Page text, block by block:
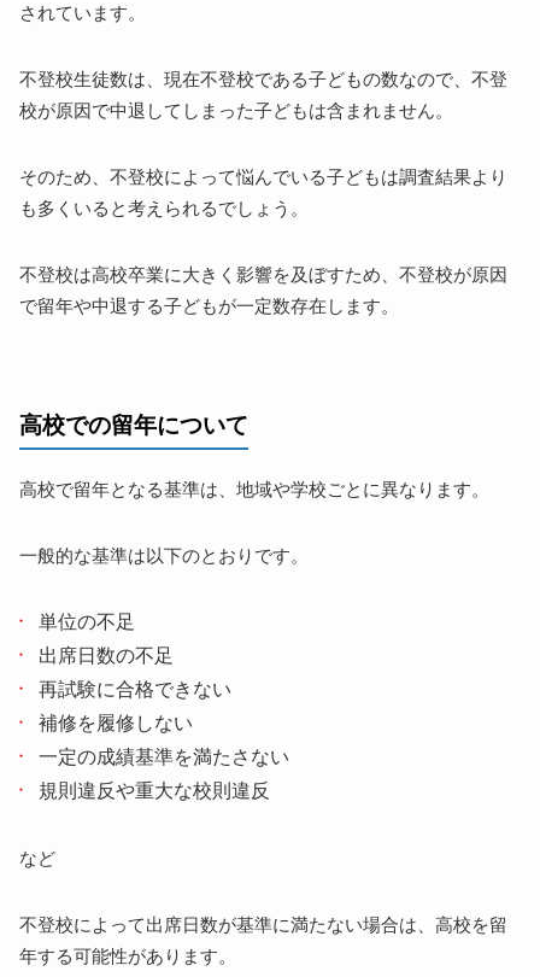
されています。
不登校生徒数は、現在不登校である子どもの数なので、不登
校が原因で中退してしまった子どもは含まれません。
そのため、不登校によって悩んでいる子どもは調査結果より
も多くいると考えられるでしょう。
不登校は高校卒業に大きく影響を及ぼすため、不登校が原因
で留年や中退する子どもが一定数存在します。
高校での留年について
高校で留年となる基準は、地域や学校ごとに異なります。
一般的な基準は以下のとおりです。
単位の不足
出席日数の不足
再試験に合格できない
補修を履修しない
一定の成績基準を満たさない
規則違反や重大な校則違反
など
不登校によって出席日数が基準に満たない場合は、高校を留
年する可能性があります。